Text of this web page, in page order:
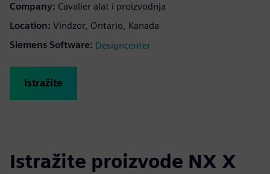
Company: Cavalier alat i proizvodnja
Location: Vindzor, Ontario, Kanada
Siemens Software: Designcenter
Istražite
Istražite proizvode NX X